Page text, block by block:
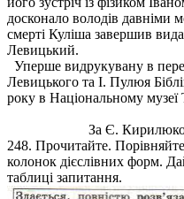
досконало володів давніми
смерті Куліша завершив
Левицький.
Уперше видрукувану в
Левицького та І. Пулюя
року в Національному
За Є.
248. Прочитайте.
колонок дієслівних форм.
таблиці запитання.